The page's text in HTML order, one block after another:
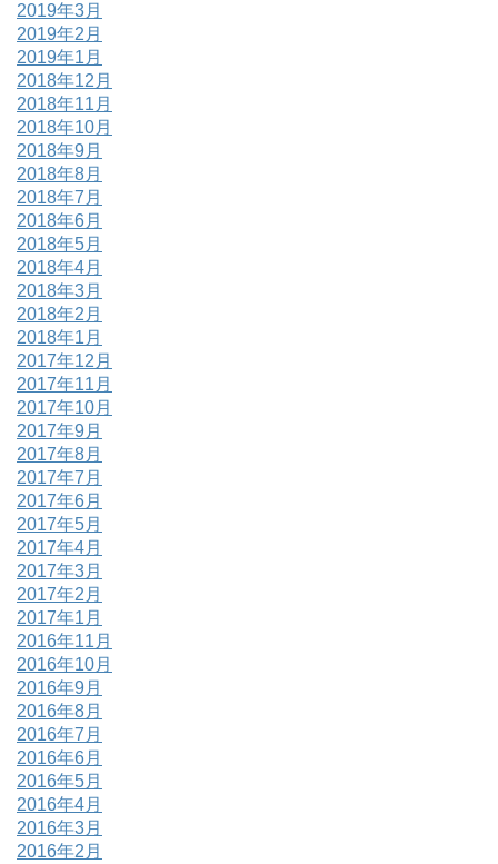
2019年3月
2019年2月
2019年1月
2018年12月
2018年11月
2018年10月
2018年9月
2018年8月
2018年7月
2018年6月
2018年5月
2018年4月
2018年3月
2018年2月
2018年1月
2017年12月
2017年11月
2017年10月
2017年9月
2017年8月
2017年7月
2017年6月
2017年5月
2017年4月
2017年3月
2017年2月
2017年1月
2016年11月
2016年10月
2016年9月
2016年8月
2016年7月
2016年6月
2016年5月
2016年4月
2016年3月
2016年2月